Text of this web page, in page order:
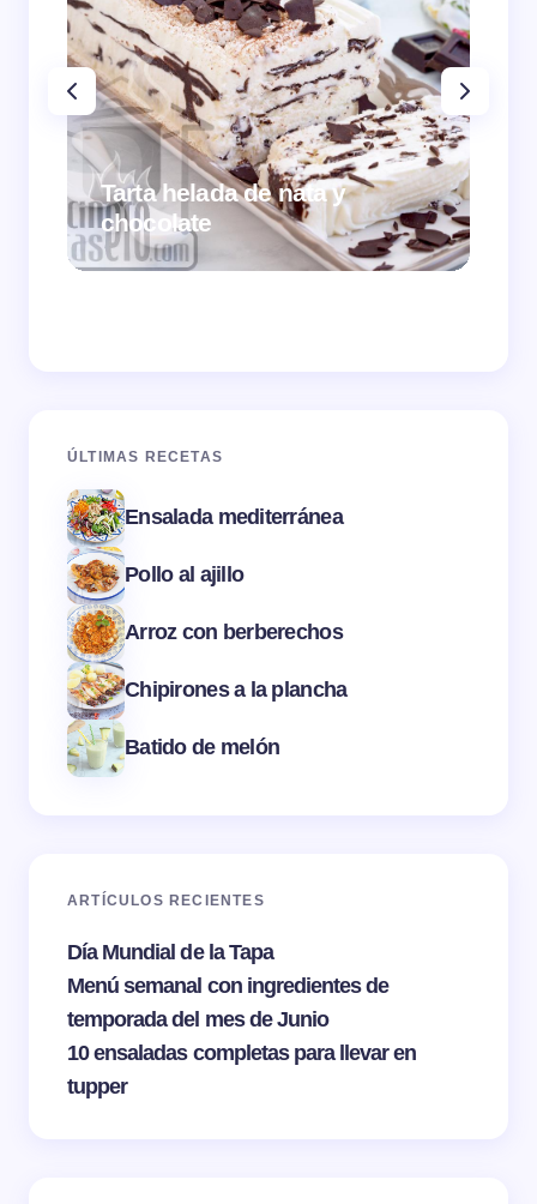
Tarta helada de nata y
chocolate
ÚLTIMAS RECETAS
Ensalada mediterránea
Pollo al ajillo
Arroz con berberechos
Chipirones a la plancha
Batido de melón
ARTÍCULOS RECIENTES
Día Mundial de la Tapa
Menú semanal con ingredientes de
temporada del mes de Junio
10 ensaladas completas para llevar en
tupper